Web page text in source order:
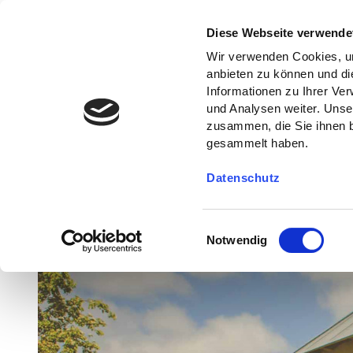
Diese Webseite
Wir verwenden Cookies,
anbieten zu können und
Informationen zu Ihrer
und Analysen weiter.
zusammen, die Sie ihnen
gesammelt haben.
Datenschutz
i
Notwendig